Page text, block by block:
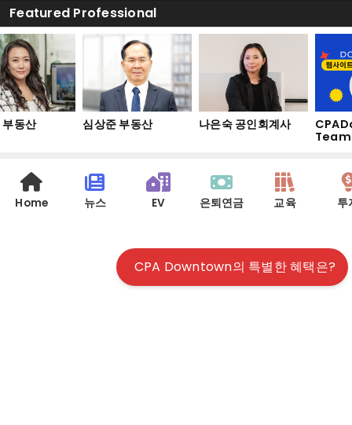
Featured Professional
동산 심상준 부동산 나은숙 공인회계사
Team
Home 뉴스 EV 은퇴연금 교육 투
CPA Downtown의 특별한 혜택은?